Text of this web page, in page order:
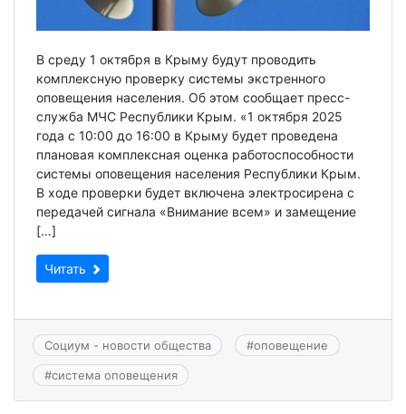
В среду 1 октября в Крыму будут проводить
комплексную проверку системы экстренного
оповещения населения. Об этом сообщает пресс-
служба МЧС Республики Крым. «1 октября 2025
года с 10:00 до 16:00 в Крыму будет проведена
плановая комплексная оценка работоспособности
системы оповещения населения Республики Крым.
В ходе проверки будет включена электросирена с
передачей сигнала «Внимание всем» и замещение
[…]
Читать
Социум - новости общества #оповещение
#система оповещения